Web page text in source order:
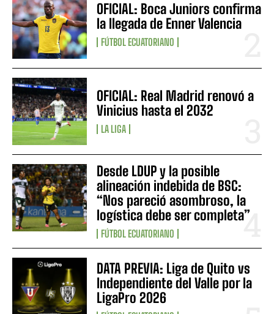
OFICIAL: Boca Juniors confirma
la llegada de Enner Valencia
FÚTBOL ECUATORIANO
OFICIAL: Real Madrid renovó a
Vinicius hasta el 2032
LA LIGA
Desde LDUP y la posible
alineación indebida de BSC:
“Nos pareció asombroso, la
logística debe ser completa”
FÚTBOL ECUATORIANO
DATA PREVIA: Liga de Quito vs
Independiente del Valle por la
LigaPro 2026